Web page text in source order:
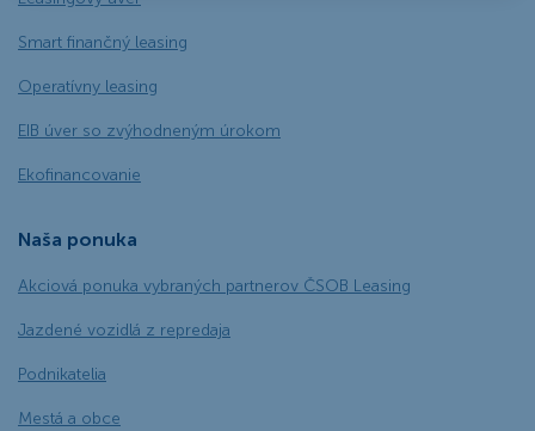
Smart finančný leasing
Operatívny leasing
EIB úver so zvýhodneným úrokom
Ekofinancovanie
Naša ponuka
Akciová ponuka vybraných partnerov ČSOB Leasing
Jazdené vozidlá z repredaja
Podnikatelia
Mestá a obce